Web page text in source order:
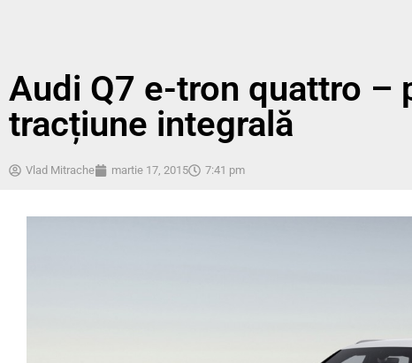
Audi Q7 e-tron quattro –
tracțiune integrală
Vlad Mitrache martie 17, 2015 7:41 pm